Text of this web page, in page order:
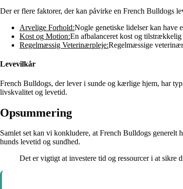
Der er flere faktorer, der kan påvirke en French Bulldogs
Arvelige Forhold:Nogle genetiske lidelser kan have
Kost og Motion:En afbalanceret kost og
Regelmæssig Veterinærpleje:Regelmæssige
Levevilkår
French Bulldogs, der lever i sunde og kærlige hjem, har
livskvalitet og levetid.
Opsummering
Samlet set kan vi konkludere, at French Bulldogs
hunds levetid og sundhed.
Det er vigtigt at investere tid og ressourcer i at